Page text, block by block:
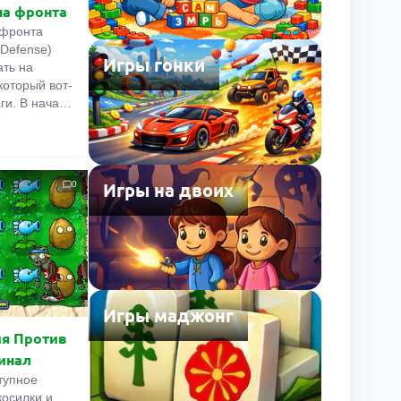
фронта
на
вот-
В начале
новых
на их
бою!
0
Против
и
Игры гонки
Игры на двоих
Игры маджонг